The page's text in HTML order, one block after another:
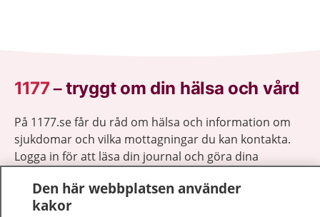
1177–tryggt om din hälsa och vård
På 1177.se får du råd om hälsa och information om
sjukdomar och vilka mottagningar du kan kontakta.
Logga in för att läsa din journal och göra dina
sjukvårdsrådgivning dygnet runt.
1177 ger dig råd när du vill må bättre.
Den här webbplatsen använder
kakor